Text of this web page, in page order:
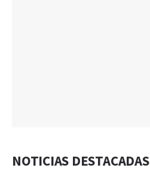
NOTICIAS DESTACADAS